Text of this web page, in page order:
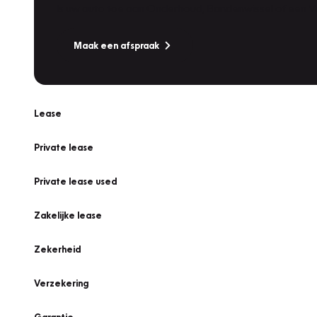
Maak een afspraak
Lease
Private lease
Private lease used
Zakelijke lease
Zekerheid
Verzekering